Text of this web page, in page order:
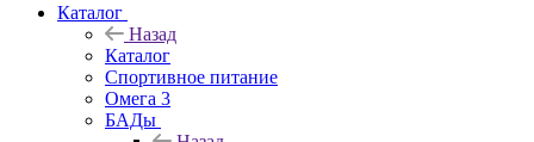
Каталог
Назад
Каталог
Спортивное питание
Омега 3
БАДы